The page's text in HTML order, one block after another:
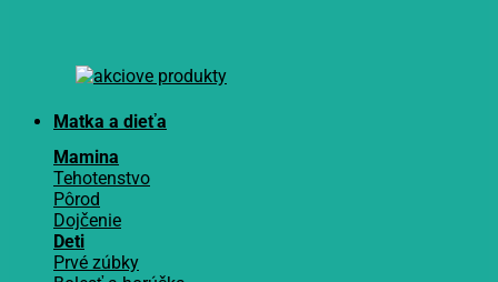
Matka a dieťa
Mamina
Tehotenstvo
Pôrod
Dojčenie
Deti
Prvé zúbky